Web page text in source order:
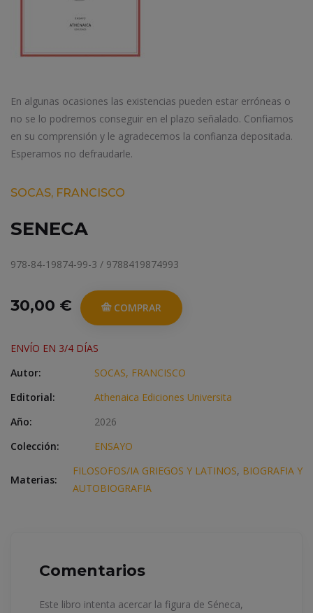
En algunas ocasiones las existencias pueden estar erróneas o
no se lo podremos conseguir en el plazo señalado. Confiamos
en su comprensión y le agradecemos la confianza depositada.
Esperamos no defraudarle.
SOCAS, FRANCISCO
SENECA
978-84-19874-99-3 / 9788419874993
30,00 € COMPRAR
ENVÍO EN 3/4 DÍAS
Autor:
SOCAS, FRANCISCO
Editorial:
Athenaica Ediciones Universita
Año:
2026
Colección:
ENSAYO
Materias:
FILOSOFOS/IA GRIEGOS Y LATINOS, BIOGRAFIA Y
AUTOBIOGRAFIA
Comentarios
Este libro intenta acercar la figura de Séneca,